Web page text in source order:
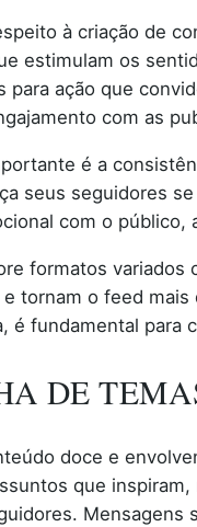
à criação de
estimulam os
para ação que
com as
é a
seus seguidores
com o
formatos
tornam o feed
é fundamental para
DE
doce e
que
Mensagens